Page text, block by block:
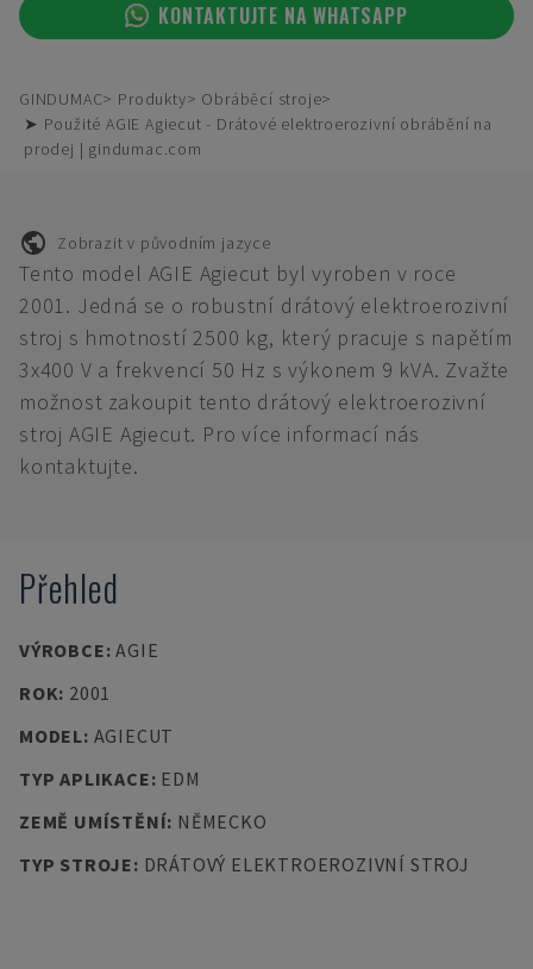
KONTAKTUJTE NA WHATSAPP
GINDUMAC Produkty
Obráběcí stroje
➤ Použité AGIE Agiecut - Drátové elektroerozivní obrábění na
prodej | gindumac.com
Zobrazit v původním jazyce
Tento model AGIE Agiecut byl vyroben v roce
2001. Jedná se o robustní drátový elektroerozivní
stroj s hmotností 2500 kg, který pracuje s napětím
3x400 V a frekvencí 50 Hz s výkonem 9 kVA. Zvažte
možnost zakoupit tento drátový elektroerozivní
stroj AGIE Agiecut. Pro více informací nás
kontaktujte.
Přehled
VÝROBCE:AGIE
ROK: 2001
MODEL: AGIECUT
TYP APLIKACE: EDM
ZEMĚ UMÍSTĚNÍ: NĚMECKO
TYP STROJE: DRÁTOVÝ ELEKTROEROZIVNÍ STROJ